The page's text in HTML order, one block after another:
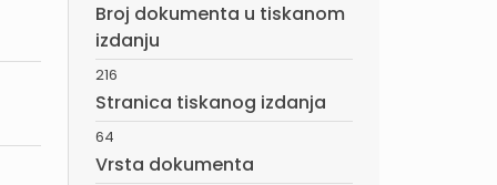
Broj dokumenta u tiskanom
izdanju
216
Stranica tiskanog izdanja
64
Vrsta dokumenta